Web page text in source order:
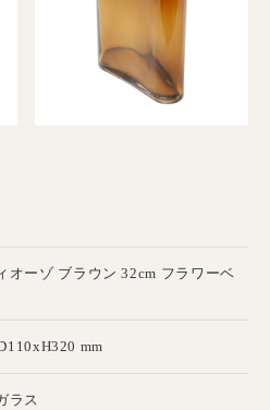
オーゾ ブラウン 32cm フラワーベ
mm
ラス